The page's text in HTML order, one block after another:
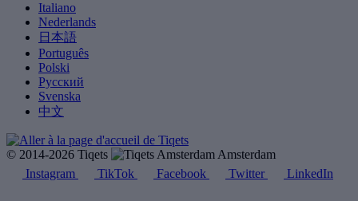
Italiano
Nederlands
日本語
Português
Polski
Русский
Svenska
中文
© 2014-2026 Tiqets
Amsterdam
Instagram
TikTok Facebook Twitter LinkedIn